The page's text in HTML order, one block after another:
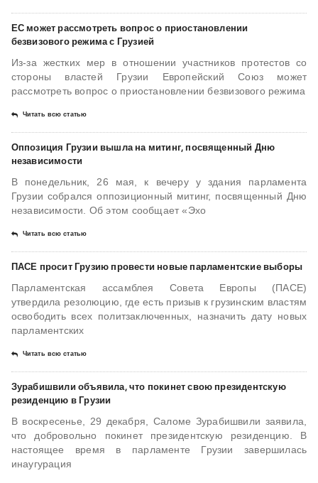
ЕС может рассмотреть вопрос о приостановлении
безвизового режима с Грузией
Из-за жестких мер в отношении участников протестов со
стороны властей Грузии Европейский Союз может
рассмотреть вопрос о приостановлении безвизового режима
Читать всю статью
Оппозиция Грузии вышла на митинг, посвященный Дню
независимости
В понедельник, 26 мая, к вечеру у здания парламента
Грузии собрался оппозиционный митинг, посвященный Дню
независимости. Об этом сообщает «Эхо
Читать всю статью
​ПАСЕ просит Грузию провести новые парламентские выборы
Парламентская ассамблея Совета Европы (ПАСЕ)
утвердила резолюцию, где есть призыв к грузинским властям
освободить всех политзаключенных, назначить дату новых
парламентских
Читать всю статью
Зурабишвили объявила, что покинет свою президентскую
резиденцию в Грузии
В воскресенье, 29 декабря, Саломе Зурабишвили заявила,
что добровольно покинет президентскую резиденцию. В
настоящее время в парламенте Грузии завершилась
инаугурация